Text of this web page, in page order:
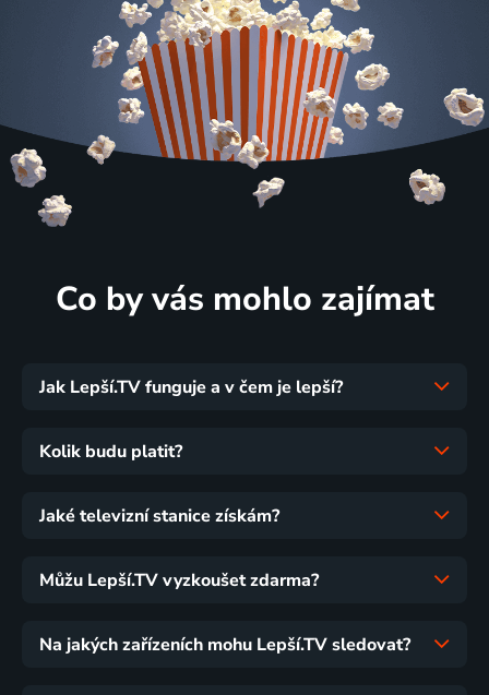
Co by vás mohlo zajímat
Jak Lepší.TV funguje a v čem je lepší?
Kolik budu platit?
Jaké televizní stanice získám?
Můžu Lepší.TV vyzkoušet zdarma?
Na jakých zařízeních mohu Lepší.TV sledovat?